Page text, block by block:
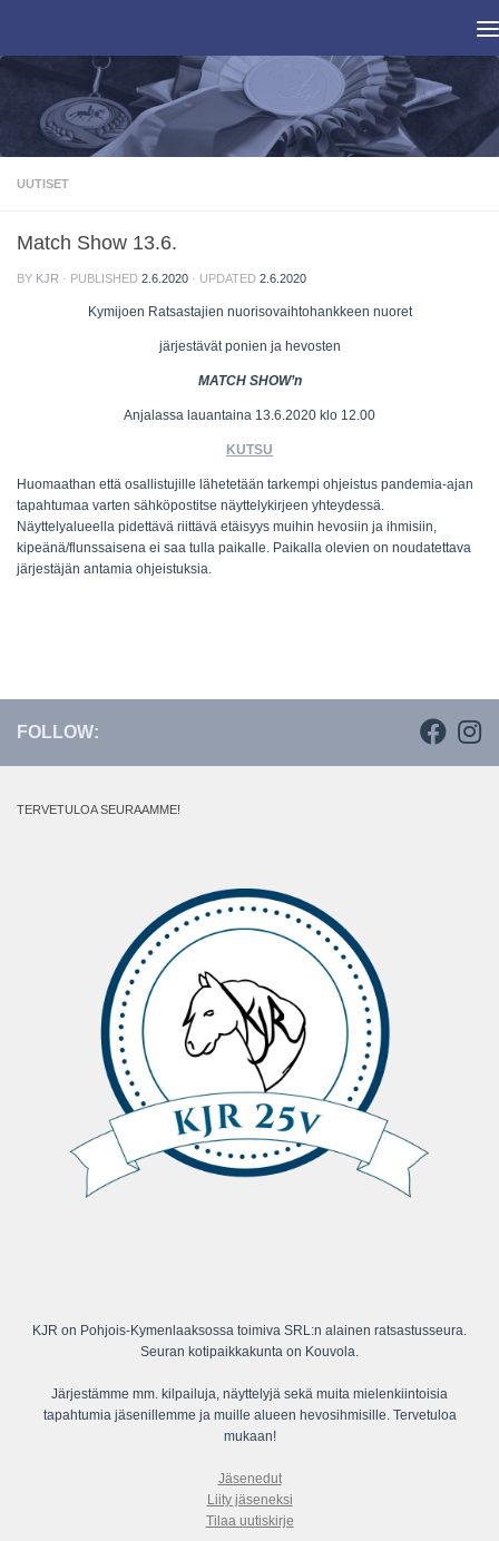
UUTISET
Match Show 13.6.
BY KJR · PUBLISHED 2.6.2020 · UPDATED 2.6.2020
Kymijoen Ratsastajien nuorisovaihtohankkeen nuoret
järjestävät ponien ja hevosten
MATCH SHOW’n
Anjalassa lauantaina 13.6.2020 klo 12.00
KUTSU
Huomaathan että osallistujille lähetetään tarkempi ohjeistus pandemia-ajan
tapahtumaa varten sähköpostitse näyttelykirjeen yhteydessä.
Näyttelyalueella pidettävä riittävä etäisyys muihin hevosiin ja ihmisiin,
kipeänä/flunssaisena ei saa tulla paikalle. Paikalla olevien on noudatettava
järjestäjän antamia ohjeistuksia.
FOLLOW:
TERVETULOA SEURAAMME!
KJR on Pohjois-Kymenlaaksossa toimiva SRL:n alainen ratsastusseura.
Seuran kotipaikkakunta on Kouvola.
Järjestämme mm. kilpailuja, näyttelyjä sekä muita mielenkiintoisia
tapahtumia jäsenillemme ja muille alueen hevosihmisille. Tervetuloa
mukaan!
Jäsenedut
Liity jäseneksi
Tilaa uutiskirje